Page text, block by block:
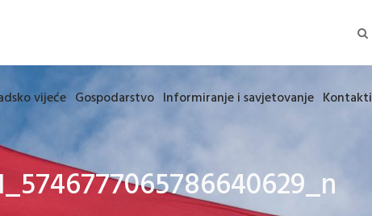
vijeće Gospodarstvo Informiranje i savjetovanje Kontakti